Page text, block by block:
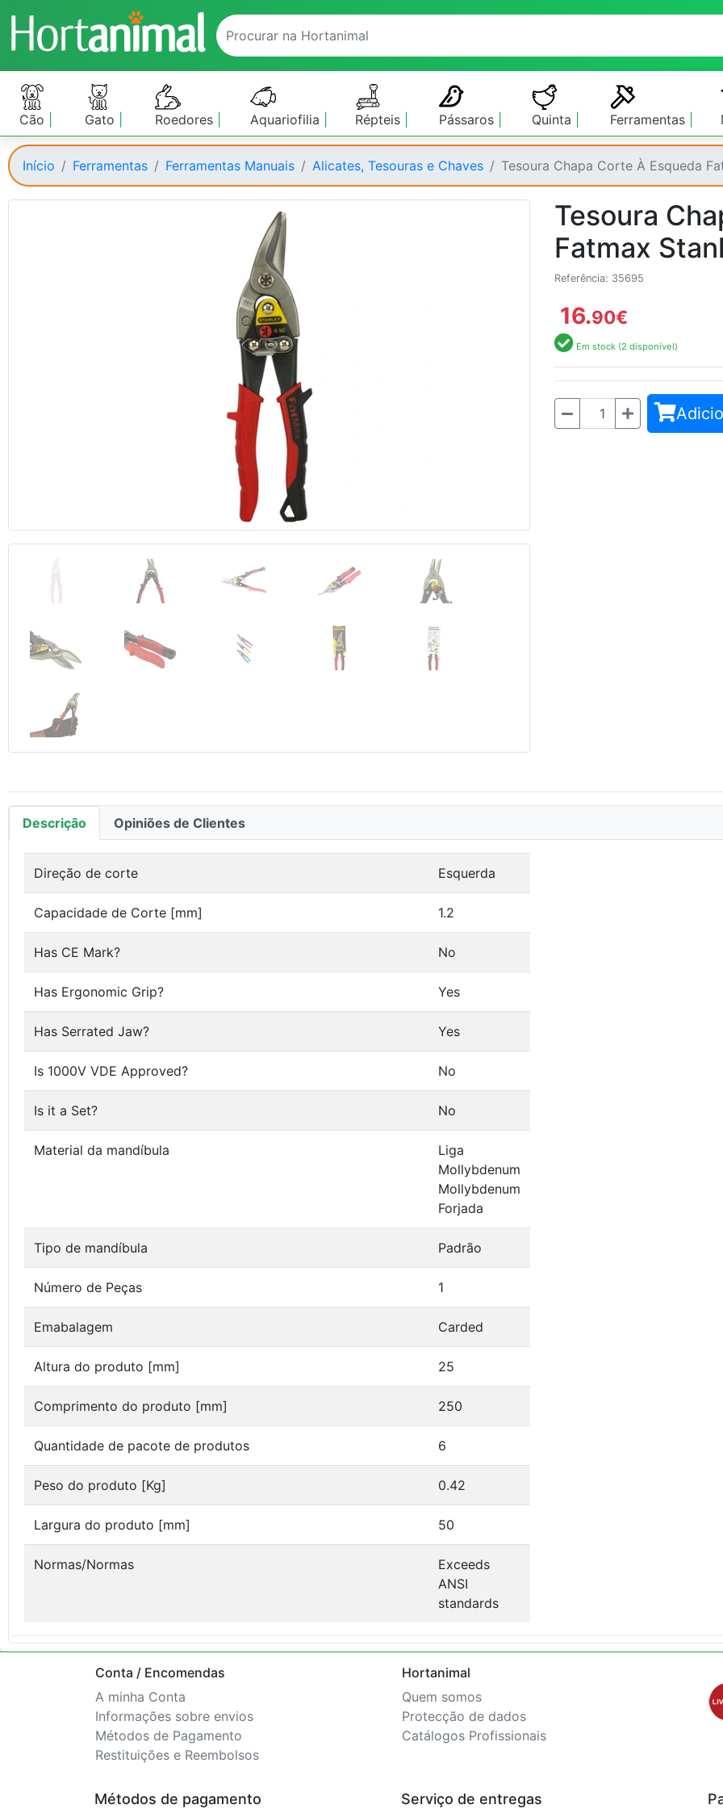
Cão Gato Roedores Aquariofilia Répteis Pássaros Quinta Ferramentas
Início Ferramentas Ferramentas Manuais Alicates, Tesouras e Chaves Tesoura Chapa Corte À Esqueda
Tesoura
Fatmax
Referência: 35695
16.90€
Em stock (2 disponível)
Quantidade
Descrição Opiniões de Clientes
Direção de corte Esquerda
Capacidade de Corte [mm] 1.2
Has CE Mark? No
Has Ergonomic Grip? Yes
Has Serrated Jaw? Yes
Is 1000V VDE Approved? No
Is it a Set? No
Material da mandíbula
Liga
Mollybdenum
Mollybdenum
Forjada
Tipo de mandíbula Padrão
Número de Peças 1
Emabalagem Carded
Altura do produto [mm] 25
Comprimento do produto [mm] 250
Quantidade de pacote de produtos 6
Peso do produto [Kg] 0.42
Largura do produto [mm] 50
Normas/Normas
Exceeds
ANSI
standards
Conta / Encomendas
A minha Conta
Informações sobre envios
Métodos de Pagamento
Restituições e Reembolsos
Hortanimal
Quem somos
Protecção de dados
Catálogos Profissionais
Métodos de pagamento Serviço de entregas